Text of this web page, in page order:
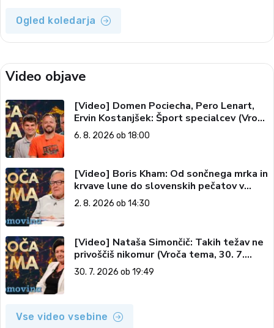
Ogled koledarja
Video objave
[Video] Domen Pociecha, Pero Lenart,
Ervin Kostanjšek: Šport specialcev (Vroča
tema, 6. 8. 2026)
6. 8. 2026 ob 18:00
[Video] Boris Kham: Od sončnega mrka in
krvave lune do slovenskih pečatov v
vesolju (Vroča tema, 2. 8. 2026)
2. 8. 2026 ob 14:30
[Video] Nataša Simončič: Takih težav ne
privoščiš nikomur (Vroča tema, 30. 7.
2026)
30. 7. 2026 ob 19:49
Vse video vsebine